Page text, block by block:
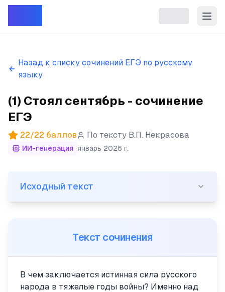
Назад к списку сочинений ЕГЭ по русскому
языку
(1) Стоял сентябрь - сочинение
ЕГЭ
22/22 баллов По тексту В.П. Некрасова
ИИ-генерация январь 2026 г.
(1) Стоял сентябрь. (2) Мы уже десятый день на
Исходный текст
Текст сочинения
В чем заключается истинная сила русского
народа в тяжелые годы войны? Именно над